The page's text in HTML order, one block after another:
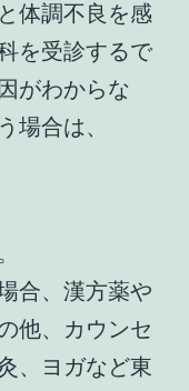
体調不良を感
を受診するで
がわからな
場合は、
合、漢方薬や
他、カウンセ
、ヨガなど東